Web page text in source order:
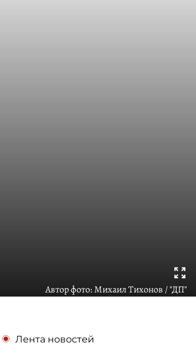
Автор фото:Михаил Тихонов / "ДП"
Лента новостей